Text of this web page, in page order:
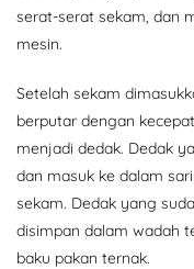
serat-serat sekam, dan
mesin.
Setelah sekam
berputar dengan
menjadi dedak. Dedak
dan masuk ke dalam
sekam. Dedak yang
disimpan dalam wadah
baku pakan ternak.